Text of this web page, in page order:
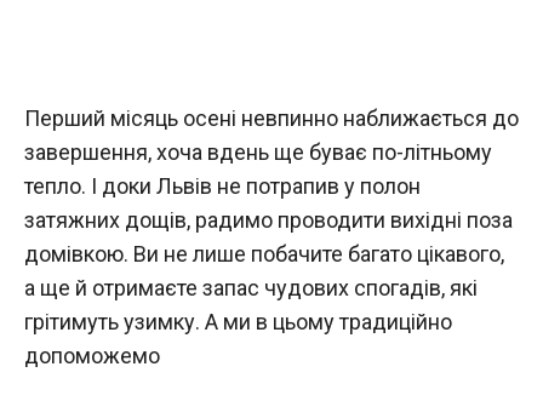
Перший місяць осені невпинно наближається до
завершення, хоча вдень ще буває по-літньому
тепло. І доки Львів не потрапив у полон
затяжних дощів, радимо проводити вихідні поза
домівкою. Ви не лише побачите багато цікавого,
а ще й отримаєте запас чудових спогадів, які
грітимуть узимку. А ми в цьому традиційно
допоможемо